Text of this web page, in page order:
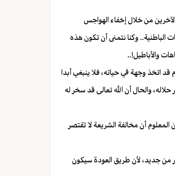
من خلال إخفاء الهواجس
الباطنية.. وكنا نتمنى أن تكون هذه
والأباطيل!..
قد اتخذ وجهة في حياته، فلا ينبغي أبدا
والحال أن الله تعالى قد سخر له
أن مخالفة الشريعة لا تقتصر
من جديد، لأن طريق العودة سيكون